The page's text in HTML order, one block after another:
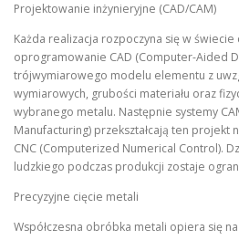
Projektowanie inżynieryjne (CAD/CAM)
Każda realizacja rozpoczyna się w
oprogramowanie CAD (Computer-Aided
trójwymiarowego modelu elementu z
wymiarowych, grubości materiału oraz
wybranego metalu. Następnie systemy
Manufacturing) przekształcają ten projekt
CNC (Computerized Numerical Control).
ludzkiego podczas produkcji zostaje
Precyzyjne cięcie metali
Współczesna obróbka metali opiera się